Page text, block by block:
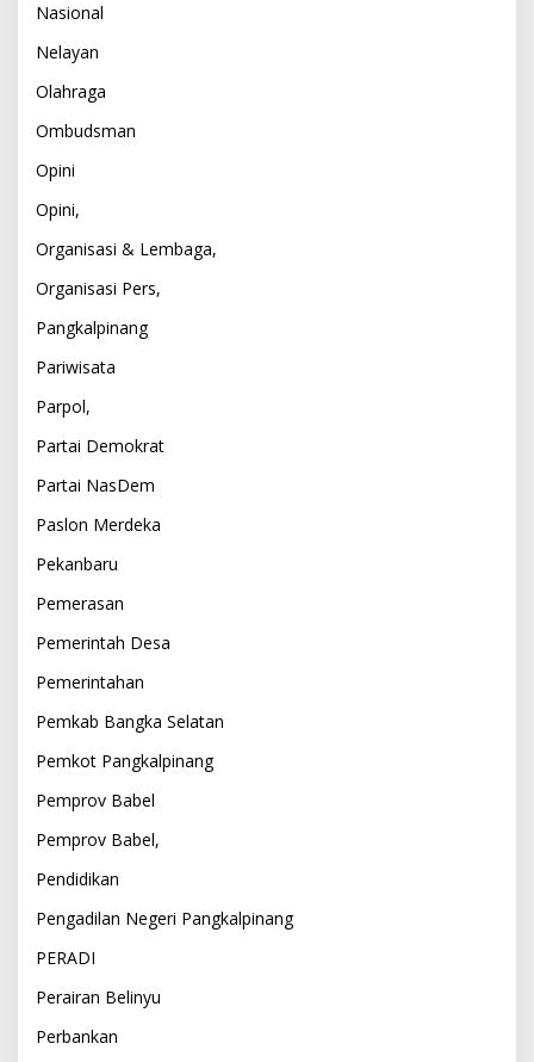
Nasional
Nelayan
Olahraga
Ombudsman
Opini
Opini,
Organisasi & Lembaga,
Organisasi Pers,
Pangkalpinang
Pariwisata
Parpol,
Partai Demokrat
Partai NasDem
Paslon Merdeka
Pekanbaru
Pemerasan
Pemerintah Desa
Pemerintahan
Pemkab Bangka Selatan
Pemkot Pangkalpinang
Pemprov Babel
Pemprov Babel,
Pendidikan
Pengadilan Negeri Pangkalpinang
PERADI
Perairan Belinyu
Perbankan